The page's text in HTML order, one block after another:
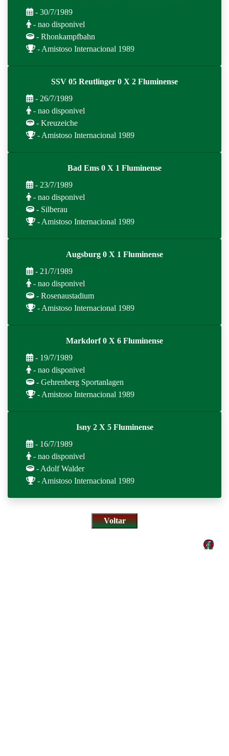
- 30/7/1989
- nao disponivel
- Rhonkampfbahn
- Amistoso Internacional 1989
SSV 05 Reutlinger 0 X 2 Fluminense
- 26/7/1989
- nao disponivel
- Kreuzeiche
- Amistoso Internacional 1989
Bad Ems 0 X 1 Fluminense
- 23/7/1989
- nao disponivel
- Silberau
- Amistoso Internacional 1989
Augsburg 0 X 1 Fluminense
- 21/7/1989
- nao disponivel
- Rosenaustadium
- Amistoso Internacional 1989
Markdorf 0 X 6 Fluminense
- 19/7/1989
- nao disponivel
- Gehrenberg Sportanlagen
- Amistoso Internacional 1989
Isny 2 X 5 Fluminense
- 16/7/1989
- nao disponivel
- Adolf Walder
- Amistoso Internacional 1989